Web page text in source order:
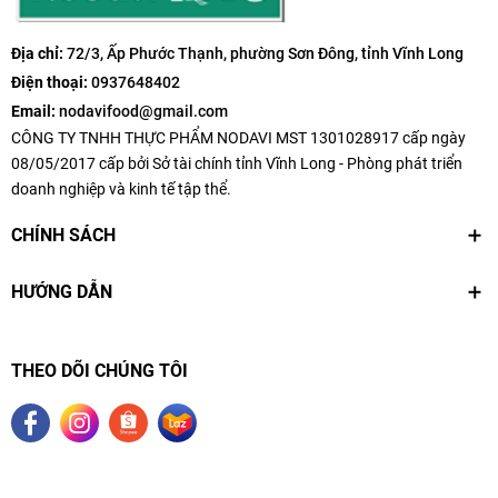
Địa chỉ: 72/3, Ấp Phước Thạnh, phường Sơn Đông, tỉnh Vĩnh Long
Điện thoại: 0937648402
Email: nodavifood@gmail.com
CÔNG TY TNHH THỰC PHẨM NODAVI MST 1301028917 cấp ngày
08/05/2017 cấp bởi Sở tài chính tỉnh Vĩnh Long - Phòng phát triển
doanh nghiệp và kinh tế tập thể.
CHÍNH SÁCH
HƯỚNG DẪN
THEO DÕI CHÚNG TÔI